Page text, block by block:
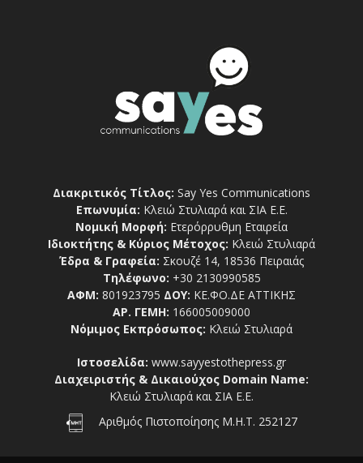
Διακριτικός Τίτλος: Say Yes Communications
Επωνυμία: Κλειώ Στυλιαρά και ΣΙΑ Ε.Ε.
Νομική Μορφή: Ετερόρρυθμη Εταιρεία
Ιδιοκτήτης & Κύριος Μέτοχος: Κλειώ Στυλιαρά
Έδρα & Γραφεία: Σκουζέ 14, 18536 Πειραιάς
Τηλέφωνο: +30 2130990585
ΑΦΜ: 801923795 ΔΟΥ: ΚΕ.ΦΟ.ΔΕ ΑΤΤΙΚΗΣ
ΑΡ. ΓΕΜΗ: 166005009000
Νόμιμος Εκπρόσωπος: Κλειώ Στυλιαρά
Ιστοσελίδα: www.sayyestothepress.gr
Διαχειριστής & Δικαιούχος Domain Name:
Κλειώ Στυλιαρά και ΣΙΑ Ε.Ε.
Αριθμός Πιστοποίησης Μ.Η.Τ. 252127